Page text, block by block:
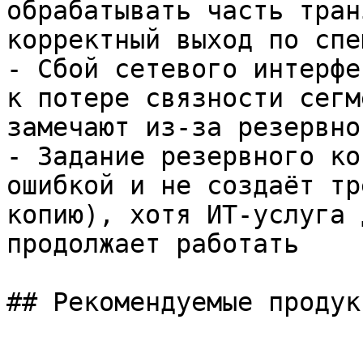
обрабатывать часть
корректный выход по
- Сбой сетевого
к потере связности
замечают из-за
- Задание резервного
ошибкой и не создаёт
копию), хотя ИТ-услуга
продолжает работать
## Рекомендуемые